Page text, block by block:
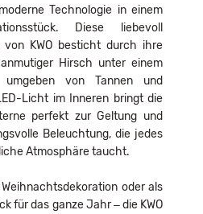
Technologie in einem
Diese liebevoll
von KWO besticht durch ihre
Hirsch unter einem
umgeben von Tannen und
Licht im Inneren bringt die
perfekt zur Geltung und
Beleuchtung, die jedes
Atmosphäre taucht.
oder als
für das ganze Jahr – die KWO